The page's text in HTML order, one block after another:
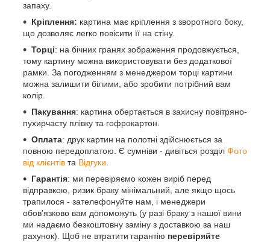
запаху.
Кріплення: картина має кріплення з зворотного боку,
що дозволяє легко повісити її на стіну.
Торці: на бічних гранях зображення продовжується,
тому картину можна використовувати без додаткової
рамки. За погодженням з менеджером торці картини
можна залишити білими, або зробити потрібний вам
колір.
Пакування: картина обертається в захисну повітряно-
пухирчасту плівку та гофрокартон.
Оплата: друк картин на полотні здійснюється за
повною передоплатою. Є сумніви - дивіться розділ Фото
від клієнтів та Відгуки.
Гарантія: ми перевіряємо кожен виріб перед
відправкою, ризик браку мінімальний, але якщо щось
трапилося - зателефонуйте нам, і менеджери
обов'язково вам допоможуть (у разі браку з нашої вини
ми надаємо безкоштовну заміну з доставкою за наш
рахунок). Щоб не втратити гарантію перевіряйте